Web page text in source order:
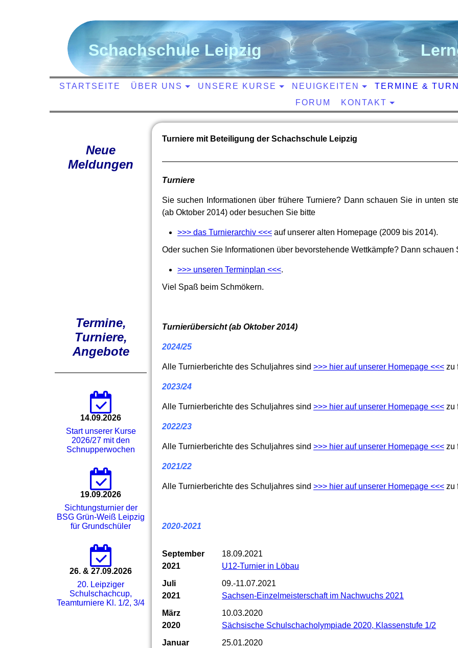
Schachschule Leipzig L
STARTSEITE ÜBER UNS UNSERE KURSE NEUIGKEITEN
TERMINE &
FORUM
KONTAKT
Turniere mit Beteiligung der Schachschule Leipzig
Turniere
Sie suchen Informationen über frühere Turniere? Dann schauen Sie in unten
(ab Oktober 2014) oder besuchen Sie bitte
>>> das Turnierarchiv <<< auf unserer alten Homepage (2009 bis 2014).
Oder suchen Sie Informationen über bevorstehende Wettkämpfe? Dann schauen
>>> unseren Terminplan <<<.
Viel Spaß beim Schmökern.
Turnierübersicht (ab Oktober 2014)
2024/25
Alle Turnierberichte des Schuljahres sind >>> hier auf unserer Homepage <<< zu
2023/24
Alle Turnierberichte des Schuljahres sind >>> hier auf unserer Homepage <<< zu
2022/23
Alle Turnierberichte des Schuljahres sind >>> hier auf unserer Homepage <<< zu
2021/22
Alle Turnierberichte des Schuljahres sind >>> hier auf unserer Homepage <<< zu
2020-2021
September
2021
18.09.2021
U12-Turnier in Löbau
Juli
2021
09.-11.07.2021
Sachsen-Einzelmeisterschaft im Nachwuchs 2021
März
2020
10.03.2020
Sächsische Schulschacholympiade 2020, Klassenstufe 1/2
Januar
25.01.2020
Neue
Meldungen
Termine,
Turniere,
Angebote
14.09.2026
Start unserer Kurse
2026/27 mit den
Schnupperwochen
19.09.2026
Sichtungsturnier der
BSG Grün-Weiß Leipzig
für Grundschüler
26. & 27.09.2026
20. Leipziger
Schulschachcup,
Teamturniere Kl. 1/2, 3/4